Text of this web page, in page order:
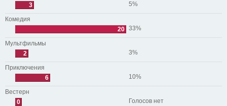
3
5%
Комедия
20 33%
Мультфильмы
2
3%
Приключения
6
10%
Вестерн
0
Голосов нет